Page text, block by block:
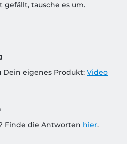
gefällt, tausche es um.
Dein eigenes Produkt: Video
Finde die Antworten hier.